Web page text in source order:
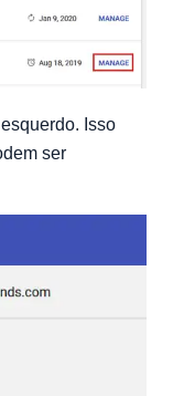
Isso
ser